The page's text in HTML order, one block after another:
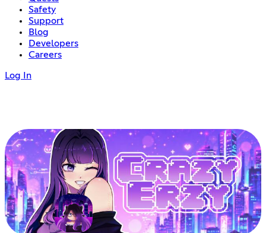
Safety
Support
Blog
Developers
Careers
Log In